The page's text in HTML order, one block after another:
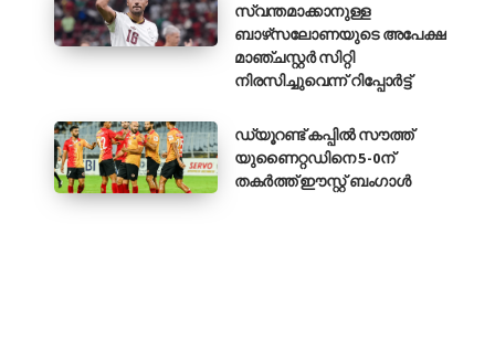
സ്വന്തമാക്കാനുള്ള
ബാഴ്‌സലോണയുടെ അപേക്ഷ
മാഞ്ചസ്റ്റർ സിറ്റി
നിരസിച്ചുവെന്ന് റിപ്പോർട്ട്
ഡ്യൂറണ്ട് കപ്പിൽ സൗത്ത്
യുണൈറ്റഡിനെ 5-0ന്
തകർത്ത് ഈസ്റ്റ് ബംഗാൾ